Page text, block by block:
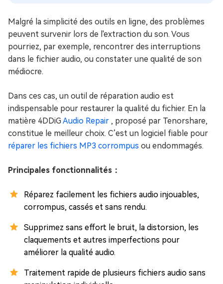
Malgré la simplicité des outils en ligne, des problèmes
peuvent survenir lors de l'extraction du son. Vous
pourriez, par exemple, rencontrer des interruptions
dans le fichier audio, ou constater une qualité de son
médiocre.
Dans ces cas, un outil de réparation audio est
indispensable pour restaurer la qualité du fichier. En la
matière 4DDiGAudio Repair , proposé par Tenorshare,
constitue le meilleur choix. C’est un logiciel fiable pour
réparer les fichiers MP3 corrompus ou endommagés.
Principales fonctionnalités：
Réparez facilement les fichiers audio injouables,
corrompus, cassés et sans rendu.
Supprimez sans effort le bruit, la distorsion, les
claquements et autres imperfections pour
améliorer la qualité audio.
Traitement rapide de plusieurs fichiers audio sans